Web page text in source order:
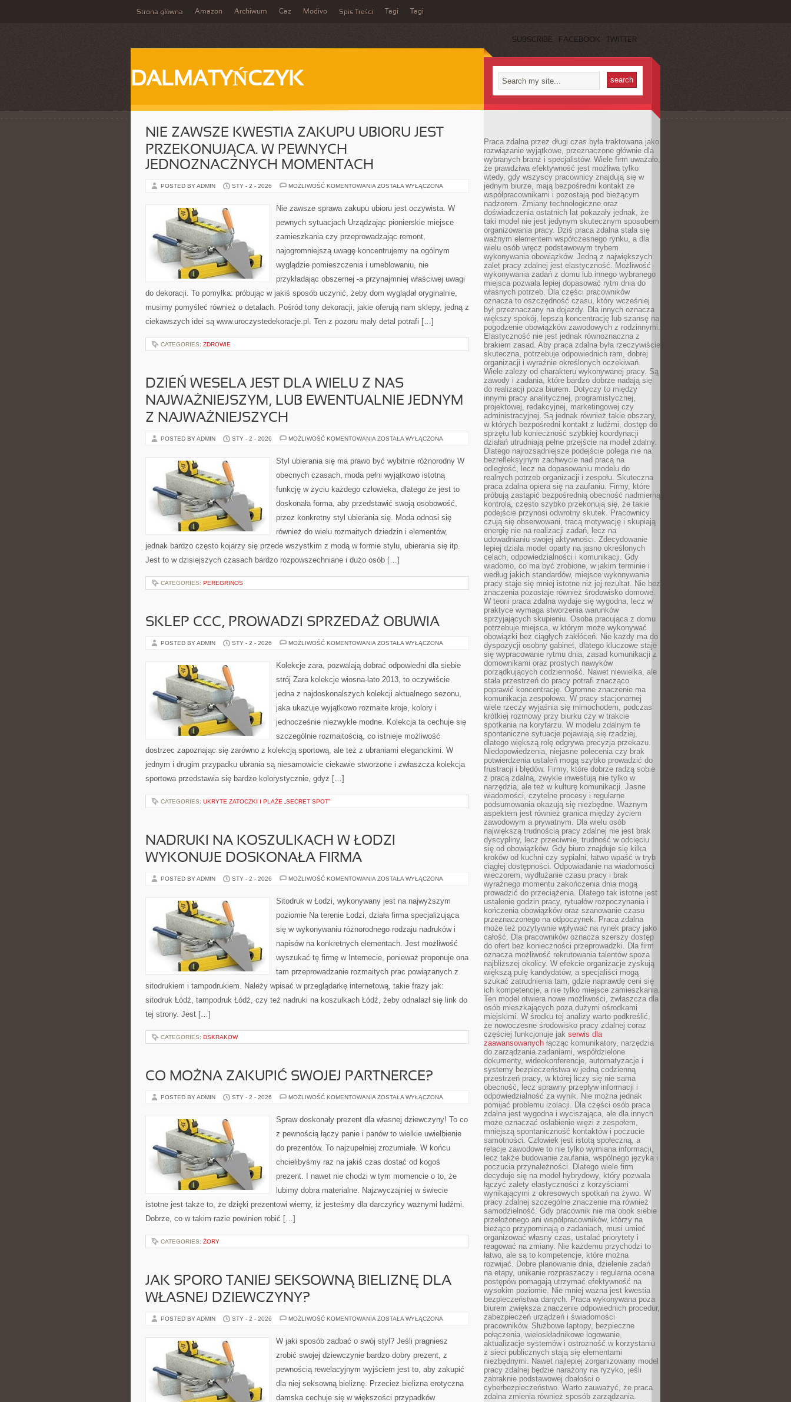
Strona główna Amazon Archiwum Gaz Modivo Spis Treści Tagi Tagi
SUBSCRIBE FACEBOOK TWITTER
DALMATYŃCZYK
NIE ZAWSZE KWESTIA ZAKUPU UBIORU JEST
PRZEKONUJĄCA. W PEWNYCH
JEDNOZNACZNYCH MOMENTACH
POSTED BY ADMIN STY - 2 - 2026 MOŻLIWOŚĆ KOMENTOWANIA NIE
ZAKUPU
UBIORU
PRZEKONUJĄCA.
PEWNYCH
MOMENTACH
ZOSTAŁA WYŁĄCZONA
Nie zawsze sprawa zakupu ubioru jest oczywista. W
pewnych sytuacjach Urządzając pionierskie miejsce
zamieszkania czy przeprowadzając remont,
najogromniejszą uwagę koncentrujemy na ogólnym
wyglądzie pomieszczenia i umeblowaniu, nie
przykładając obszernej -a przynajmniej właściwej uwagi
do dekoracji. To pomyłka: próbując w jakiś sposób uczynić, żeby dom wyglądał oryginalnie,
musimy pomyśleć również o detalach. Pośród tony dekoracji, jakie oferują nam sklepy, jedną z
ciekawszych idei są www.uroczystedekoracje.pl. Ten z pozoru mały detal potrafi […]
CATEGORIES: ZDROWIE
DZIEŃ WESELA JEST DLA WIELU Z NAS
NAJWAŻNIEJSZYM, LUB EWENTUALNIE JEDNYM
Z NAJWAŻNIEJSZYCH
POSTED BY ADMIN STY - 2 - 2026 MOŻLIWOŚĆ KOMENTOWANIA DZIEŃ
DLA
WIELU
NAS
LUB
JEDNYM
NAJWAŻNIEJSZYCH
ZOSTAŁA WYŁĄCZONA
Styl ubierania się ma prawo być wybitnie różnorodny W
obecnych czasach, moda pełni wyjątkowo istotną
funkcję w życiu każdego człowieka, dlatego że jest to
doskonała forma, aby przedstawić swoją osobowość,
przez konkretny styl ubierania się. Moda odnosi się
również do wielu rozmaitych dziedzin i elementów,
jednak bardzo często kojarzy się przede wszystkim z modą w formie stylu, ubierania się itp.
Jest to w dzisiejszych czasach bardzo rozpowszechniane i dużo osób […]
CATEGORIES: PEREGRINOS
SKLEP CCC, PROWADZI SPRZEDAŻ OBUWIA
POSTED BY ADMIN STY - 2 - 2026 MOŻLIWOŚĆ KOMENTOWANIA SKLEP
SPRZEDAŻ
OBUWIA
ZOSTAŁA WYŁĄCZONA
Kolekcje zara, pozwalają dobrać odpowiedni dla siebie
strój Zara kolekcje wiosna-lato 2013, to oczywiście
jedna z najdoskonalszych kolekcji aktualnego sezonu,
jaka ukazuje wyjątkowo rozmaite kroje, kolory i
jednocześnie niezwykle modne. Kolekcja ta cechuje się
szczególnie rozmaitością, co istnieje możliwość
dostrzec zapoznając się zarówno z kolekcją sportową, ale też z ubraniami eleganckimi. W
jednym i drugim przypadku ubrania są niesamowicie ciekawie stworzone i zwłaszcza kolekcja
sportowa przedstawia się bardzo kolorystycznie, gdyż […]
CATEGORIES: UKRYTE ZATOCZKI I PLAŻE „SECRET SPOT”
NADRUKI NA KOSZULKACH W ŁODZI
WYKONUJE DOSKONAŁA FIRMA
POSTED BY ADMIN STY - 2 - 2026 MOŻLIWOŚĆ KOMENTOWANIA NADRUKI
ŁODZI
DOSKONAŁA
ZOSTAŁA WYŁĄCZONA
Sitodruk w Łodzi, wykonywany jest na najwyższym
poziomie Na terenie Łodzi, działa firma specjalizująca
się w wykonywaniu różnorodnego rodzaju nadruków i
napisów na konkretnych elementach. Jest możliwość
wyszukać tę firmę w Internecie, ponieważ proponuje ona
tam przeprowadzanie rozmaitych prac powiązanych z
sitodrukiem i tampodrukiem. Należy wpisać w przeglądarkę internetową, takie frazy jak:
sitodruk Łódź, tampodruk Łódź, czy też nadruki na koszulkach Łódź, żeby odnalazł się link do
tej strony. Jest […]
CATEGORIES: DSKRAKOW
CO MOŻNA ZAKUPIĆ SWOJEJ PARTNERCE?
POSTED BY ADMIN STY - 2 - 2026 MOŻLIWOŚĆ KOMENTOWANIA CO
SWOJEJ
PARTNERCE?
ZOSTAŁA WYŁĄCZONA
Spraw doskonały prezent dla własnej dziewczyny! To co
z pewnością łączy panie i panów to wielkie uwielbienie
do prezentów. To najzupełniej zrozumiałe. W końcu
chcielibyśmy raz na jakiś czas dostać od kogoś
prezent. I nawet nie chodzi w tym momencie o to, że
lubimy dobra materialne. Najzwyczajniej w świecie
istotne jest także to, że dzięki prezentowi wiemy, iż jesteśmy dla darczyńcy ważnymi ludźmi.
Dobrze, co w takim razie powinien robić […]
CATEGORIES: ŻORY
JAK SPORO TANIEJ SEKSOWNĄ BIELIZNĘ DLA
WŁASNEJ DZIEWCZYNY?
POSTED BY ADMIN STY - 2 - 2026 MOŻLIWOŚĆ KOMENTOWANIA JAK
SEKSOWNĄ
BIELIZNĘ
WŁASNEJ
ZOSTAŁA WYŁĄCZONA
W jaki sposób zadbać o swój styl? Jeśli pragniesz
zrobić swojej dziewczynie bardzo dobry prezent, z
pewnością rewelacyjnym wyjściem jest to, aby zakupić
dla niej seksowną bieliznę. Przecież bielizna erotyczna
damska cechuje się w większości przypadków
Praca zdalna przez długi czas była traktowana jako
rozwiązanie wyjątkowe, przeznaczone głównie dla
wybranych branż i specjalistów. Wiele firm uważało,
że prawdziwa efektywność jest możliwa tylko
wtedy, gdy wszyscy pracownicy znajdują się w
jednym biurze, mają bezpośredni kontakt ze
współpracownikami i pozostają pod bieżącym
nadzorem. Zmiany technologiczne oraz
doświadczenia ostatnich lat pokazały jednak, że
taki model nie jest jedynym skutecznym sposobem
organizowania pracy. Dziś praca zdalna stała się
ważnym elementem współczesnego rynku, a dla
wielu osób wręcz podstawowym trybem
wykonywania obowiązków. Jedną z największych
zalet pracy zdalnej jest elastyczność. Możliwość
wykonywania zadań z domu lub innego wybranego
miejsca pozwala lepiej dopasować rytm dnia do
własnych potrzeb. Dla części pracowników
oznacza to oszczędność czasu, który wcześniej
był przeznaczany na dojazdy. Dla innych oznacza
większy spokój, lepszą koncentrację lub szansę na
pogodzenie obowiązków zawodowych z rodzinnymi.
Elastyczność nie jest jednak równoznaczna z
brakiem zasad. Aby praca zdalna była rzeczywiście
skuteczna, potrzebuje odpowiednich ram, dobrej
organizacji i wyraźnie określonych oczekiwań.
Wiele zależy od charakteru wykonywanej pracy. Są
zawody i zadania, które bardzo dobrze nadają się
do realizacji poza biurem. Dotyczy to między
innymi pracy analitycznej, programistycznej,
projektowej, redakcyjnej, marketingowej czy
administracyjnej. Są jednak również takie obszary,
w których bezpośredni kontakt z ludźmi, dostęp do
sprzętu lub konieczność szybkiej koordynacji
działań utrudniają pełne przejście na model zdalny.
Dlatego najrozsądniejsze podejście polega nie na
bezrefleksyjnym zachwycie nad pracą na
odległość, lecz na dopasowaniu modelu do
realnych potrzeb organizacji i zespołu. Skuteczna
praca zdalna opiera się na zaufaniu. Firmy, które
próbują zastąpić bezpośrednią obecność nadmierną
kontrolą, często szybko przekonują się, że takie
podejście przynosi odwrotny skutek. Pracownicy
czują się obserwowani, tracą motywację i skupiają
energię nie na realizacji zadań, lecz na
udowadnianiu swojej aktywności. Zdecydowanie
lepiej działa model oparty na jasno określonych
celach, odpowiedzialności i komunikacji. Gdy
wiadomo, co ma być zrobione, w jakim terminie i
według jakich standardów, miejsce wykonywania
pracy staje się mniej istotne niż jej rezultat. Nie bez
znaczenia pozostaje również środowisko domowe.
W teorii praca zdalna wydaje się wygodna, lecz w
praktyce wymaga stworzenia warunków
sprzyjających skupieniu. Osoba pracująca z domu
potrzebuje miejsca, w którym może wykonywać
obowiązki bez ciągłych zakłóceń. Nie każdy ma do
dyspozycji osobny gabinet, dlatego kluczowe staje
się wypracowanie rytmu dnia, zasad komunikacji z
domownikami oraz prostych nawyków
porządkujących codzienność. Nawet niewielka, ale
stała przestrzeń do pracy potrafi znacząco
poprawić koncentrację. Ogromne znaczenie ma
komunikacja zespołowa. W pracy stacjonarnej
wiele rzeczy wyjaśnia się mimochodem, podczas
krótkiej rozmowy przy biurku czy w trakcie
spotkania na korytarzu. W modelu zdalnym te
spontaniczne sytuacje pojawiają się rzadziej,
dlatego większą rolę odgrywa precyzja przekazu.
Niedopowiedzenia, niejasne polecenia czy brak
potwierdzenia ustaleń mogą szybko prowadzić do
frustracji i błędów. Firmy, które dobrze radzą sobie
z pracą zdalną, zwykle inwestują nie tylko w
narzędzia, ale też w kulturę komunikacji. Jasne
wiadomości, czytelne procesy i regularne
podsumowania okazują się niezbędne. Ważnym
aspektem jest również granica między życiem
zawodowym a prywatnym. Dla wielu osób
największą trudnością pracy zdalnej nie jest brak
dyscypliny, lecz przeciwnie, trudność w odcięciu
się od obowiązków. Gdy biuro znajduje się kilka
kroków od kuchni czy sypialni, łatwo wpaść w tryb
ciągłej dostępności. Odpowiadanie na wiadomości
wieczorem, wydłużanie czasu pracy i brak
wyraźnego momentu zakończenia dnia mogą
prowadzić do przeciążenia. Dlatego tak istotne jest
ustalenie godzin pracy, rytuałów rozpoczynania i
kończenia obowiązków oraz szanowanie czasu
przeznaczonego na odpoczynek. Praca zdalna
może też pozytywnie wpływać na rynek pracy jako
całość. Dla pracowników oznacza szerszy dostęp
do ofert bez konieczności przeprowadzki. Dla firm
oznacza możliwość rekrutowania talentów spoza
najbliższej okolicy. W efekcie organizacje zyskują
większą pulę kandydatów, a specjaliści mogą
szukać zatrudnienia tam, gdzie naprawdę ceni się
ich kompetencje, a nie tylko miejsce zamieszkania.
Ten model otwiera nowe możliwości, zwłaszcza dla
osób mieszkających poza dużymi ośrodkami
miejskimi. W środku tej analizy warto podkreślić,
że nowoczesne środowisko pracy zdalnej coraz
częściej funkcjonuje jak serwis dla
zaawansowanych łącząc komunikatory, narzędzia
do zarządzania zadaniami, współdzielone
dokumenty, wideokonferencje, automatyzacje i
systemy bezpieczeństwa w jedną codzienną
przestrzeń pracy, w której liczy się nie sama
obecność, lecz sprawny przepływ informacji i
odpowiedzialność za wynik. Nie można jednak
pomijać problemu izolacji. Dla części osób praca
zdalna jest wygodna i wyciszająca, ale dla innych
może oznaczać osłabienie więzi z zespołem,
mniejszą spontaniczność kontaktów i poczucie
samotności. Człowiek jest istotą społeczną, a
relacje zawodowe to nie tylko wymiana informacji,
lecz także budowanie zaufania, wspólnego języka i
poczucia przynależności. Dlatego wiele firm
decyduje się na model hybrydowy, który pozwala
łączyć zalety elastyczności z korzyściami
wynikającymi z okresowych spotkań na żywo. W
pracy zdalnej szczególne znaczenie ma również
samodzielność. Gdy pracownik nie ma obok siebie
przełożonego ani współpracowników, którzy na
bieżąco przypominają o zadaniach, musi umieć
organizować własny czas, ustalać priorytety i
reagować na zmiany. Nie każdemu przychodzi to
łatwo, ale są to kompetencje, które można
rozwijać. Dobre planowanie dnia, dzielenie zadań
na etapy, unikanie rozpraszaczy i regularna ocena
postępów pomagają utrzymać efektywność na
wysokim poziomie. Nie mniej ważna jest kwestia
bezpieczeństwa danych. Praca wykonywana poza
biurem zwiększa znaczenie odpowiednich procedur,
zabezpieczeń urządzeń i świadomości
pracowników. Służbowe laptopy, bezpieczne
połączenia, wieloskładnikowe logowanie,
aktualizacje systemów i ostrożność w korzystaniu
z sieci publicznych stają się elementami
niezbędnymi. Nawet najlepiej zorganizowany model
pracy zdalnej będzie narażony na ryzyko, jeśli
zabraknie podstawowej dbałości o
cyberbezpieczeństwo. Warto zauważyć, że praca
zdalna zmienia również sposób zarządzania.